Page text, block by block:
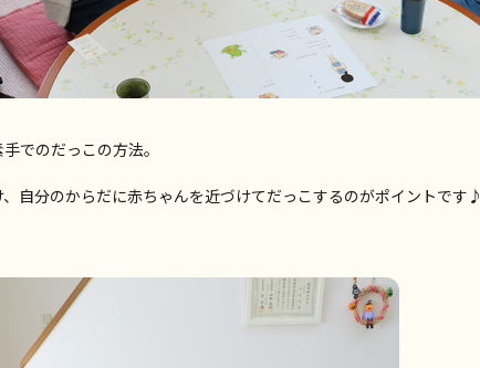
でのだっこの方法。
、自分のからだに赤ちゃんを近づけてだっこするのがポイントです♪